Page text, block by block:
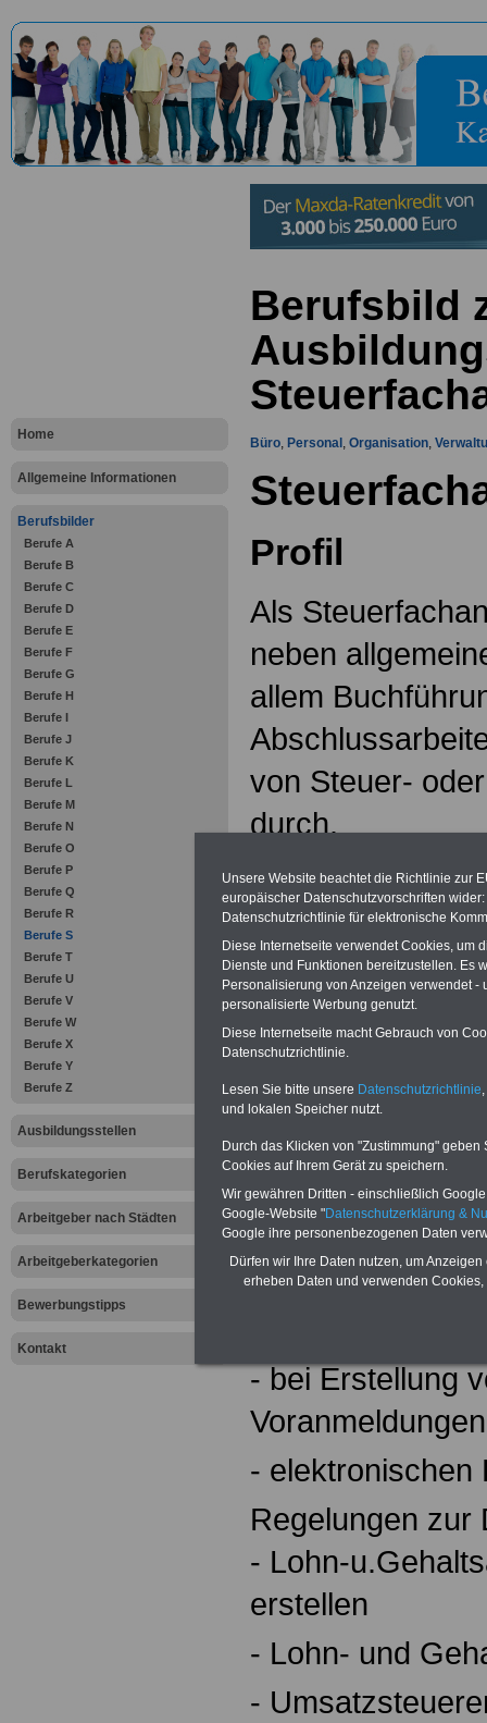
Home
Allgemeine Informationen
Berufsbilder
Berufe A
Berufe B
Berufe C
Berufe D
Berufe E
Berufe F
Berufe G
Berufe H
Berufe I
Berufe J
Berufe K
Berufe L
Berufe M
Berufe N
Berufe O
Berufe P
Berufe Q
Berufe R
Berufe S
Berufe T
Berufe U
Berufe V
Berufe W
Berufe X
Berufe Y
Berufe Z
Ausbildungsstellen
Berufskategorien
Arbeitgeber nach Städten
Arbeitgeberkategorien
Bewerbungstipps
Kontakt
Berufsbild
Büro, Personal , Organisation,
Profil
Als
neben
allem
von Steuer-
durch.
Im
- Postein- und
-
- Termine
-
- steuerliche
Richtlinien,
-
-
- bei Erstellung
- elektronischen
Regelungen zur
- Lohn-
erstellen
- Lohn- und
-
Unsere Website beachtet die Richtlinie zur
europäischer Datenschutzvorschriften
Datenschutzrichtlinie für elektronische
Diese Internetseite verwendet Cookies, um
Dienste und Funktionen bereitzustellen. Es
Personalisierung von Anzeigen verwendet
personalisierte Werbung genutzt.
Diese Internetseite macht Gebrauch von
Datenschutzrichtlinie.
Lesen Sie bitte unsere Datenschutzrichtlinie
und lokalen Speicher nutzt.
Durch das Klicken von "Zustimmung"
Cookies auf Ihrem Gerät zu speichern.
Wir gewähren Dritten - einschließlich
Google-Website "Datenschutzerklärung &
Google ihre personenbezogenen Daten
Dürfen wir Ihre Daten nutzen, um
erheben Daten und verwenden